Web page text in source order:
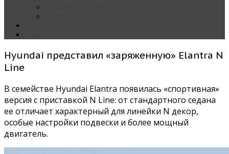
Hyundai представил «заряженную» Elantra N
Line
В семействе Hyundai Elantra появилась «спортивная»
версия с приставкой N Line: от стандартного седана
ее отличает характерный для линейки N декор,
особые настройки подвески и более мощный
двигатель.